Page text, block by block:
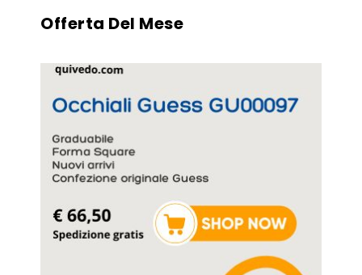
Offerta Del Mese